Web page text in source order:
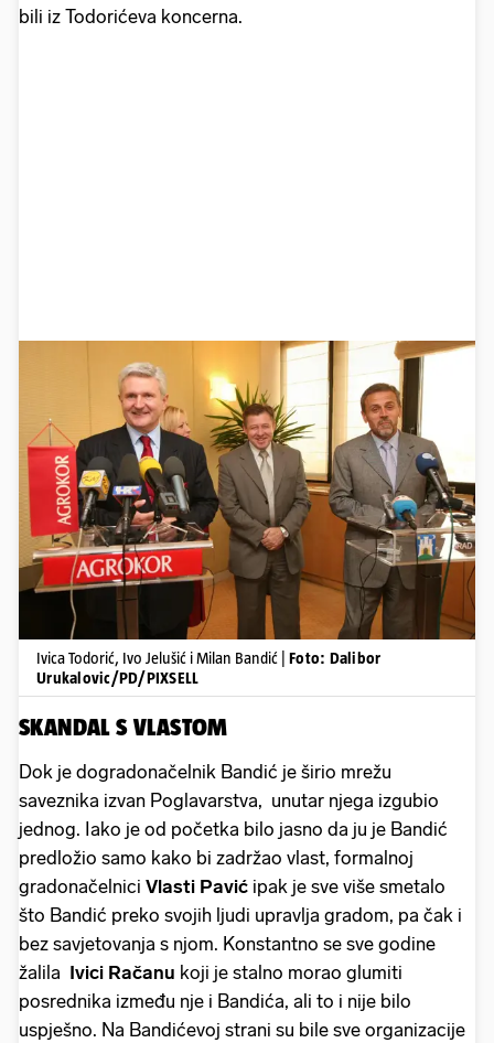
bili iz Todorićeva koncerna.
Ivica Todorić, Ivo Jelušić i Milan Bandić | Foto: Dalibor
Urukalovic/PD/PIXSELL
SKANDAL S VLASTOM
Dok je dogradonačelnik Bandić je širio mrežu
saveznika izvan Poglavarstva, unutar njega izgubio
jednog. Iako je od početka bilo jasno da ju je Bandić
predložio samo kako bi zadržao vlast, formalnoj
gradonačelnici Vlasti Pavić ipak je sve više smetalo
što Bandić preko svojih ljudi upravlja gradom, pa čak i
bez savjetovanja s njom. Konstantno se sve godine
žalila Ivici Račanu koji je stalno morao glumiti
posrednika između nje i Bandića, ali to i nije bilo
uspješno. Na Bandićevoj strani su bile sve organizacije